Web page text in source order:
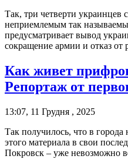
Так, три четверти украинцев
неприемлемым так
предусматривает вывод
сокращение армии и отказ
Как живет
Репортаж от
13:07, 11 Грудня , 2025
Так получилось, что в города
этого материала в свои
Покровск – уже невозможно